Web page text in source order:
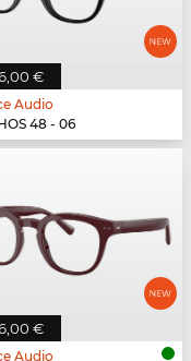
€
Audio
48 - 06
€
Audio